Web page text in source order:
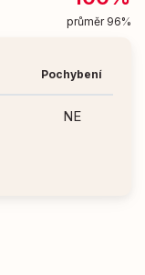
průměr 96%
Pochybení
NE